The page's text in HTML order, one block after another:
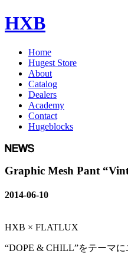
HXB
Home
Hugest Store
About
Catalog
Dealers
Academy
Contact
Hugeblocks
Graphic Mesh Pant
2014-06-10
HXB × FLATLUX
“DOPE & CHILL”をテーマ